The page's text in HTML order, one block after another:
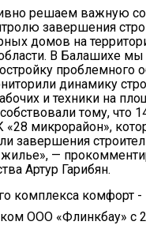
решаем важную
завершения
домов на
В Балашихе
проблемного
динамику
и техники на
тому, что
микрорайон»,
завершения
жилье», —
Артур Гарибян.
комплекса комфорт -
ООО «Флинкбау» с